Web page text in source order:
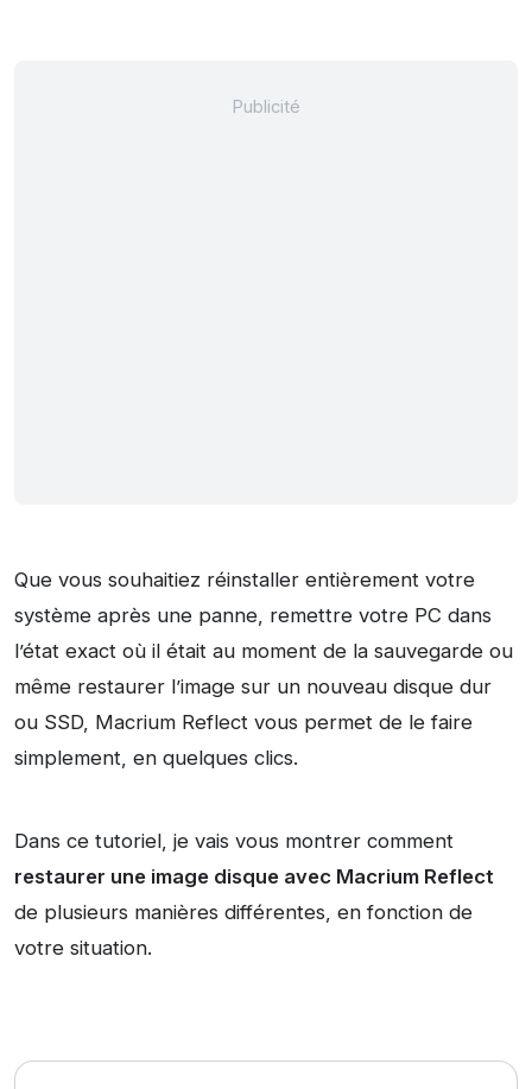
Que vous souhaitiez réinstaller entièrement votre
système après une panne, remettre votre PC dans
l’état exact où il était au moment de la sauvegarde ou
même restaurer l’image sur un nouveau disque dur
ou SSD, Macrium Reflect vous permet de le faire
simplement, en quelques clics.
Dans ce tutoriel, je vais vous montrer comment
restaurer une image disque avec Macrium Reflect
de plusieurs manières différentes, en fonction de
votre situation.